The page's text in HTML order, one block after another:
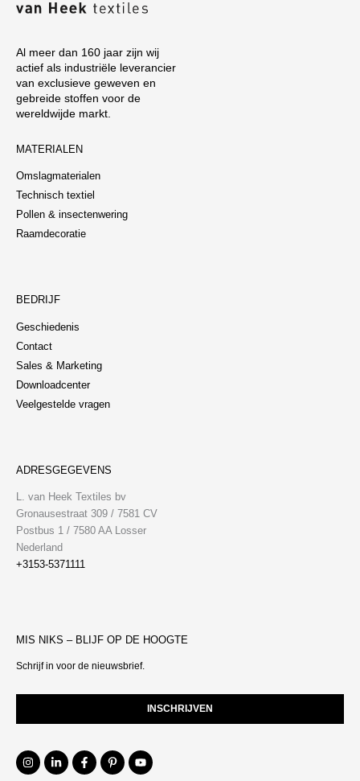
Al meer dan 160 jaar zijn wij
actief als industriële leverancier
van exclusieve geweven en
gebreide stoffen voor de
wereldwijde markt.
MATERIALEN
Omslagmaterialen
Technisch textiel
Pollen & insectenwering
Raamdecoratie
BEDRIJF
Geschiedenis
Contact
Sales & Marketing
Downloadcenter
Veelgestelde vragen
ADRESGEGEVENS
L. van Heek Textiles bv
Gronausestraat 309 / 7581 CV
Postbus 1 / 7580 AA Losser
Nederland
+3153-5371111
MIS NIKS – BLIJF OP DE HOOGTE
Schrijf in voor de nieuwsbrief.
INSCHRIJVEN